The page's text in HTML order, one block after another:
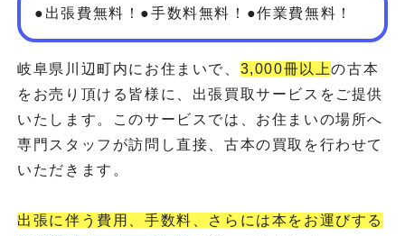
●出張費無料！●手数料無料！●作業費無料！
岐阜県川辺町内にお住まいで、 3,000冊以上の古本
をお売り頂ける皆様に、出張買取サービスをご提供
いたします。このサービスでは、お住まいの場所へ
専門スタッフが訪問し直接、古本の買取を行わせて
いただきます。
出張に伴う費用、手数料、さらには本をお運びする